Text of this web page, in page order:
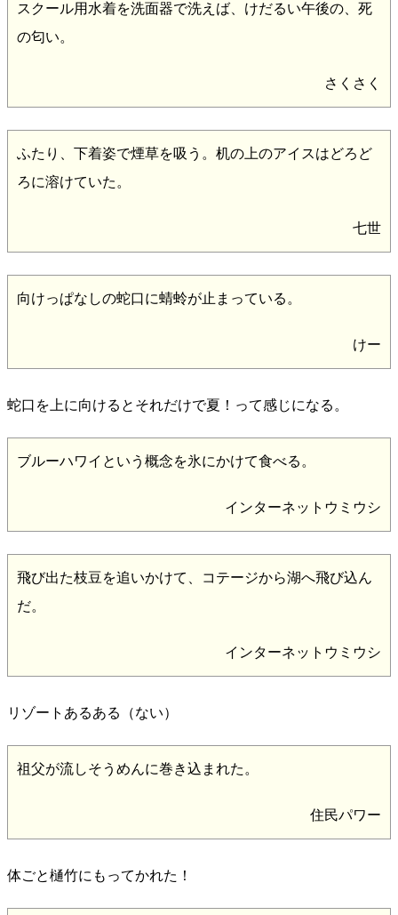
スクール用水着を洗面器で洗えば、けだるい午後の、死
の匂い。
さくさく
ふたり、下着姿で煙草を吸う。机の上のアイスはどろど
ろに溶けていた。
七世
向けっぱなしの蛇口に蜻蛉が止まっている。
けー
蛇口を上に向けるとそれだけで夏！って感じになる。
ブルーハワイという概念を氷にかけて食べる。
インターネットウミウシ
飛び出た枝豆を追いかけて、コテージから湖へ飛び込ん
だ。
インターネットウミウシ
リゾートあるある（ない）
祖父が流しそうめんに巻き込まれた。
住民パワー
体ごと樋竹にもってかれた！